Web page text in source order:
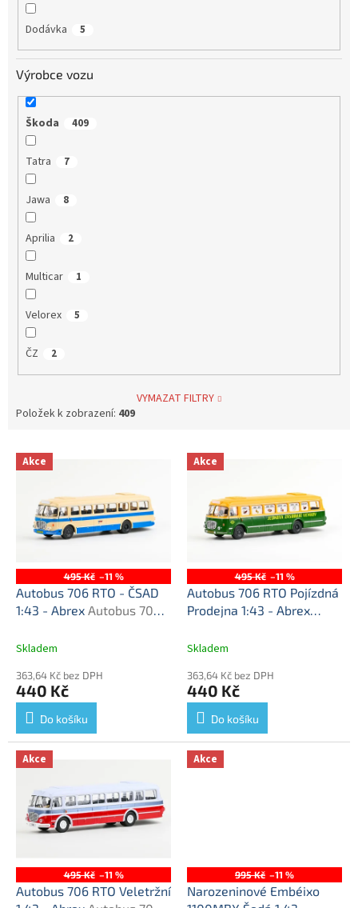
Dodávka 5
Výrobce vozu
Škoda 409
Tatra 7
Jawa 8
Aprilia 2
Multicar 1
Velorex 5
ČZ 2
VYMAZAT FILTRY
Položek k zobrazení: 409
V Akce
495 Kč –11 %
Autobus 706 RTO - ČSAD
1:43 - Abrex Autobus 706
model
Skladem
363,64 Kč bez DPH
440 Kč
Do košíku
Akce
495 Kč –11 %
Autobus 706 RTO Pojízdná
Prodejna 1:43 - Abrex
plastový model
Skladem
363,64 Kč bez DPH
440 Kč
Do košíku
Akce
495 Kč –11 %
Autobus 706 RTO Veletržní
Akce
995 Kč –11 %
Narozeninové Embéixo